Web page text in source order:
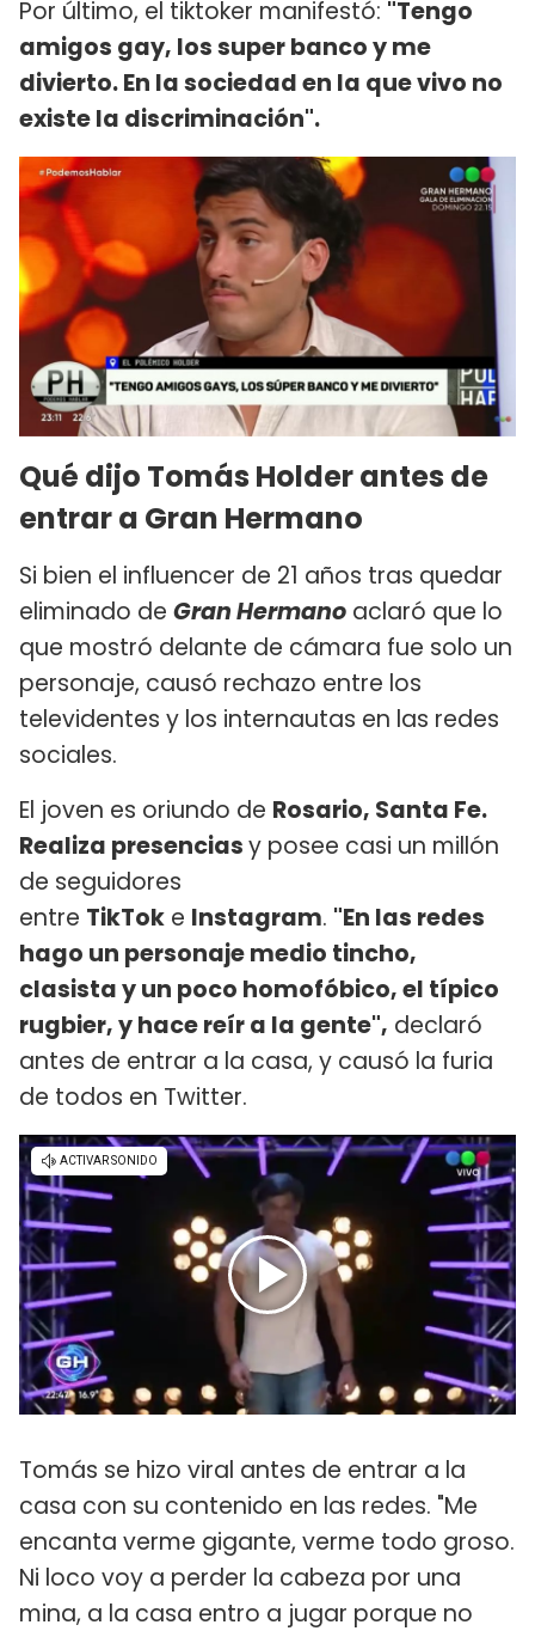
Por último, el tiktoker manifestó: "Tengo
amigos gay, los super banco y me
divierto. En la sociedad en la que vivo no
existe la discriminación".
Qué dijo Tomás Holder antes de
entrar a Gran Hermano
Si bien el influencer de 21 años tras quedar
eliminado de Gran Hermano aclaró que lo
que mostró delante de cámara fue solo un
personaje, causó rechazo entre los
televidentes y los internautas en las redes
sociales.
El joven es oriundo de Rosario, Santa Fe.
Realiza presenciasy posee casi un millón
de seguidores
entre TikTok e Instagram. "En las redes
hago un personaje medio tincho,
clasista y un poco homofóbico, el típico
rugbier, y hace reír a la gente", declaró
antes de entrar a la casa, y causó la furia
de todos en Twitter.
Tomás se hizo viral antes de entrar a la
casa con su contenido en las redes. "Me
encanta verme gigante, verme todo groso.
Ni loco voy a perder la cabeza por una
mina, a la casa entro a jugar porque no